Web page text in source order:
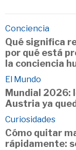
Conciencia
Qué significa
por qué está
la conciencia
El Mundo
Mundial 2026:
Austria ya
Curiosidades
Cómo quitar
rápidamente: